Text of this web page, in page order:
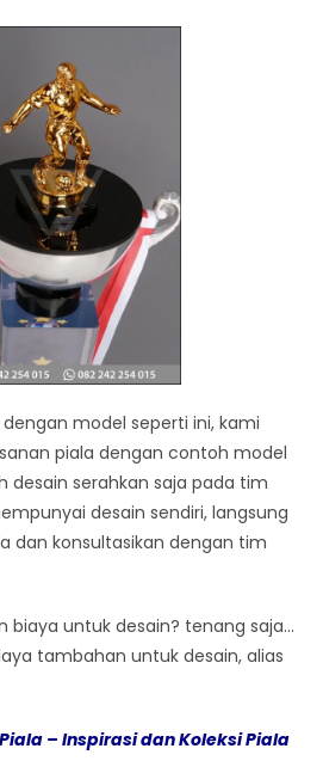
model seperti ini, kami
piala dengan contoh model
desain serahkan saja pada tim
desain sendiri, langsung
dan konsultasikan dengan tim
biaya untuk desain? tenang saja…
tambahan untuk desain, alias
– Inspirasi dan Koleksi Piala